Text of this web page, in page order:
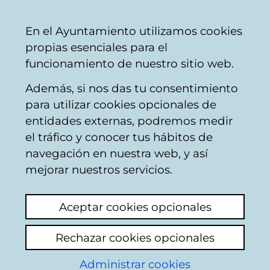
de
Vitoria-
Gasteiz
Français
Circulation
Bolardos y
ambulancias
URGENTES
Voir le dernier commentaire (ajouté
05/06/2026 08:33:59)
En el Ayuntamiento utilizamos cookies
propias esenciales para el
funcionamiento de nuestro sitio web.
Además, si nos das tu consentimiento
para utilizar cookies opcionales de
entidades externas, podremos medir
el tráfico y conocer tus hábitos de
navegación en nuestra web, y así
mejorar nuestros servicios.
Aceptar cookies opcionales
Rechazar cookies opcionales
Administrar cookies